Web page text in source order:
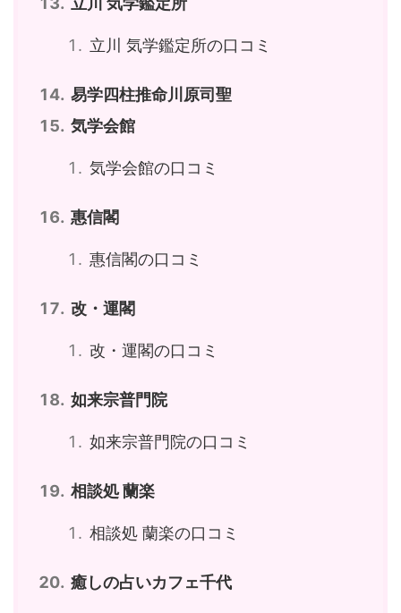
立川 気学鑑定所の口コミ
易学四柱推命川原司聖
気学会館
気学会館の口コミ
惠信閣
惠信閣の口コミ
改・運閣
改・運閣の口コミ
如来宗普門院
如来宗普門院の口コミ
相談処 蘭楽
相談処 蘭楽の口コミ
癒しの占いカフェ千代